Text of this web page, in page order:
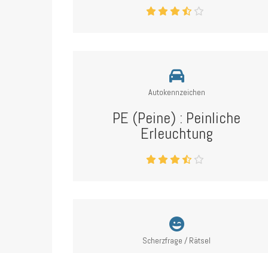
Autokennzeichen
PE (Peine) : Peinliche
Erleuchtung
Scherzfrage / Rätsel